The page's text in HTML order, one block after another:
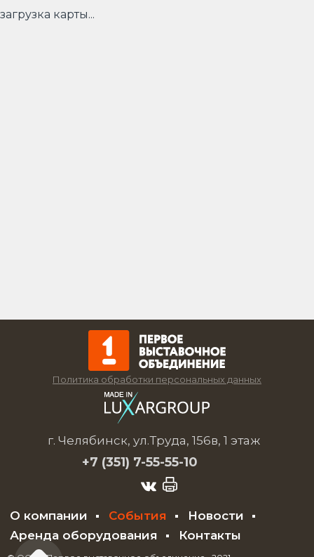
загрузка карты...
Политика обработки персональных данных
г. Челябинск, ул.Труда, 156в, 1 этаж
+7 (351) 7-55-55-10
О компании События
Новости
Аренда оборудования
Контакты